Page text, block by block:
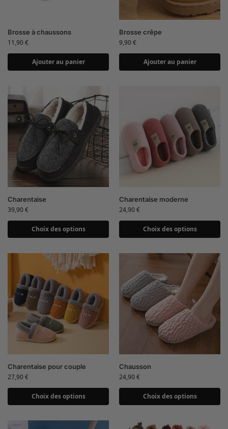
Brosse à chaussons
11,90€
Ajouter au panier
Brosse crêpe
9,90€
Ajouter au panier
Charentaise
39,90€
Choix des options
Charentaise moderne
24,90€
Choix des options
Charentaise pour couple
27,90€
Choix des options
Chausson
24,90€
Choix des options